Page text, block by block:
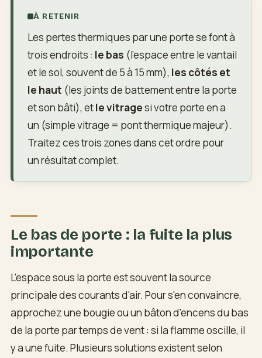
À RETENIR
Les pertes thermiques par une porte se font à
trois endroits : le bas (l'espace entre le vantail
et le sol, souvent de 5 à 15 mm), les côtés et
le haut (les joints de battement entre la porte
et son bâti), etle vitragesi votre porte en a
un (simple vitrage = pont thermique majeur).
Traitez ces trois zones dans cet ordre pour
un résultat complet.
Le bas de porte : la fuite la plus
importante
L'espace sous la porte est souvent la source
principale des courants d'air. Pour s'en convaincre,
approchez une bougie ou un bâton d'encens du bas
de la porte par temps de vent : si la flamme oscille, il
y a une fuite. Plusieurs solutions existent selon